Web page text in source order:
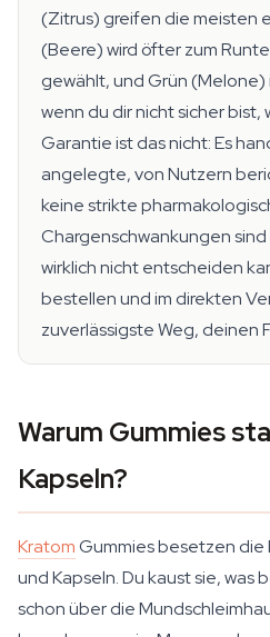
(Zitrus) greifen die meisten
(Beere) wird öfter zum
gewählt, und Grün
wenn du dir nicht sicher bist,
Garantie ist das nicht: Es
angelegte, von Nutzern
keine strikte
Chargenschwankungen sind
wirklich nicht entscheiden
bestellen und im direkten
zuverlässigste Weg, deinen
Warum Gummies
Kapseln?
KratomGummies besetzen die
und Kapseln. Du kaust sie,
schon über die